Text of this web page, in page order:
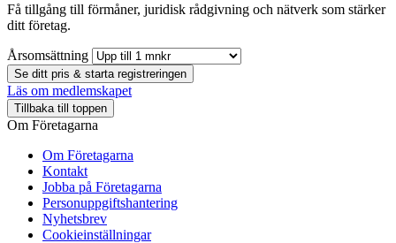
Få tillgång till förmåner, juridisk rådgivning och nätverk som stärker
ditt företag.
Årsomsättning
Se ditt pris & starta registreringen
Läs om medlemskapet
Tillbaka till toppen
Om Företagarna
Om Företagarna
Kontakt
Jobba på Företagarna
Personuppgiftshantering
Nyhetsbrev
Cookieinställningar